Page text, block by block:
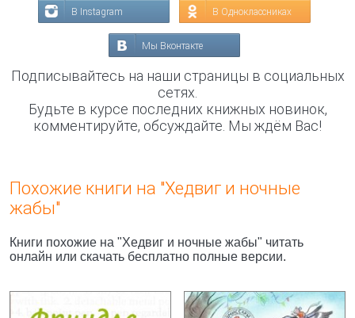
В Instagram В Одноклассниках
Мы Вконтакте
Подписывайтесь на наши страницы в социальных
сетях.
Будьте в курсе последних книжных новинок,
комментируйте, обсуждайте. Мы ждём Вас!
Похожие книги на "Хедвиг и ночные
жабы"
Книги похожие на "Хедвиг и ночные жабы" читать
онлайн или скачать бесплатно полные версии.